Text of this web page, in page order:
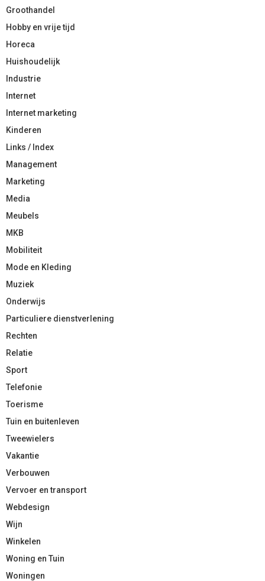
Groothandel
Hobby en vrije tijd
Horeca
Huishoudelijk
Industrie
Internet
Internet marketing
Kinderen
Links / Index
Management
Marketing
Media
Meubels
MKB
Mobiliteit
Mode en Kleding
Muziek
Onderwijs
Particuliere dienstverlening
Rechten
Relatie
Sport
Telefonie
Toerisme
Tuin en buitenleven
Tweewielers
Vakantie
Verbouwen
Vervoer en transport
Webdesign
Wijn
Winkelen
Woning en Tuin
Woningen